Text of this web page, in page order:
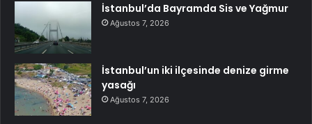
İstanbul’da Bayramda Sis ve Yağmur
Ağustos 7, 2026
İstanbul’un iki ilçesinde denize girme
yasağı
Ağustos 7, 2026